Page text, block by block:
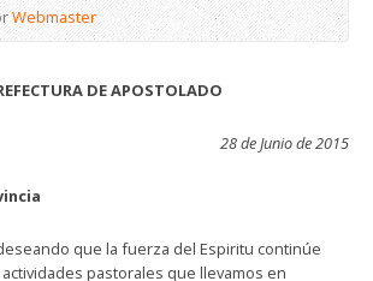
Webmaster
DE APOSTOLADO
28 de Junio de 2015
que la fuerza del Espiritu continúe
pastorales que llevamos en